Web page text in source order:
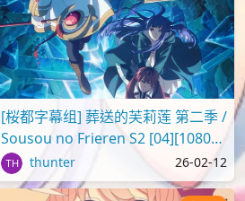
[桜都字幕组] 葬送的芙莉莲 第二季 /
Sousou no Frieren S2 [04][1080p]
[繁体内嵌]
thunter 26-02-12